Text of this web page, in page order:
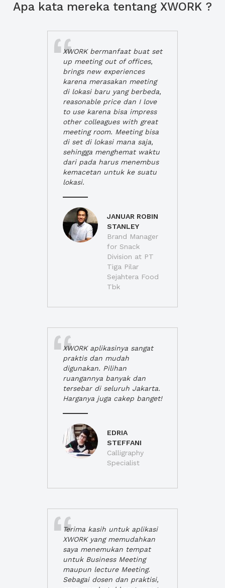
Apa kata mereka tentang XWORK ?
XWORK bermanfaat buat set
up meeting out of offices,
brings new experiences
karena merasakan meeting
di lokasi baru yang berbeda,
reasonable price dan I love
to use karena bisa impress
other colleagues with great
meeting room. Meeting bisa
di set di lokasi mana saja,
sehingga menghemat waktu
dari pada harus menembus
kemacetan untuk ke suatu
lokasi.
JANUAR ROBIN
STANLEY
Brand Manager
for Snack
Division at PT
Tiga Pilar
Sejahtera Food
Tbk
XWORK aplikasinya sangat
praktis dan mudah
digunakan. Pilihan
ruangannya banyak dan
tersebar di seluruh Jakarta.
Harganya juga cakep banget!
EDRIA
STEFFANI
Calligraphy
Specialist
Terima kasih untuk aplikasi
XWORK yang memudahkan
saya menemukan tempat
untuk Business Meeting
maupun lecture Meeting.
Sebagai dosen dan praktisi,